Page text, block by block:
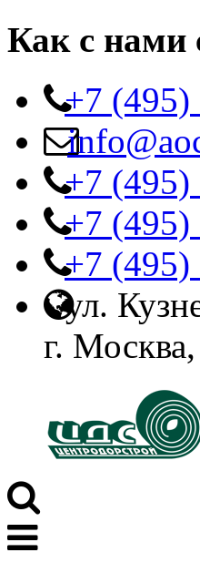
Как с нами
+7 (495)
+7 (495)
+7 (495)
+7 (495)
ул.
г.